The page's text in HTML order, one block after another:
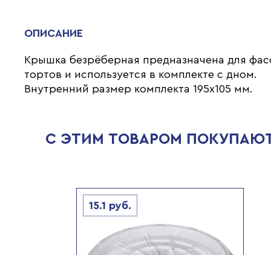
ОПИСАНИЕ
Крышка безрёберная предназначена для
тортов и используется в комплекте с дном.
Внутренний размер комплекта 195х105 мм.
С ЭТИМ ТОВАРОМ
15.1 руб.